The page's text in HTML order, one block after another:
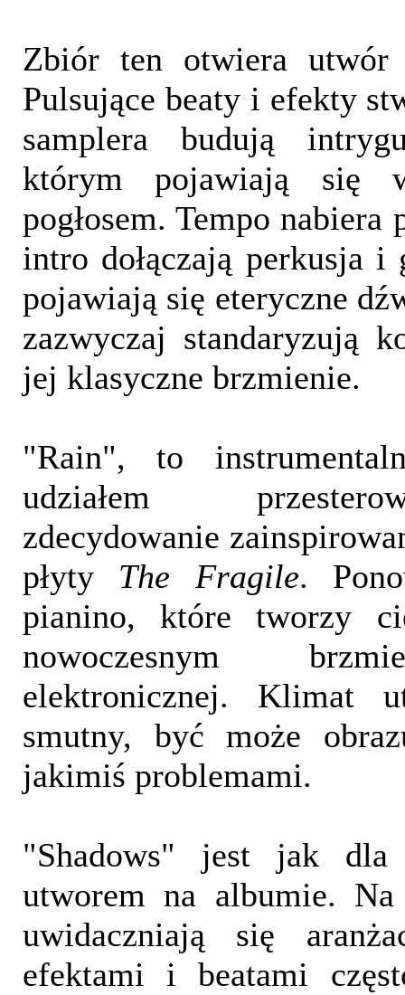
Zbiór ten otwiera
Pulsujące beaty i efekty
samplera budują
którym pojawiają się
pogłosem. Tempo
intro dołączają perkusja
pojawiają się eteryczne
zazwyczaj standaryzują
jej klasyczne brzmienie.
"Rain", to
udziałem
zdecydowanie
płyty The Fragile.
pianino, które tworzy
nowoczesnym
elektronicznej. Klimat
smutny, być może
jakimiś problemami.
"Shadows" jest jak dla
utworem na albumie.
uwidaczniają się
efektami i beatami